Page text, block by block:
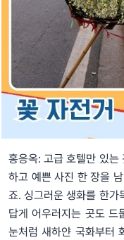
홍응옥: 고급 호텔만 있는
하고 예쁜 사진 한 장을
죠. 싱그러운 생화를 한가
답게 어우러지는 곳도 드
눈처럼 새하얀 국화부터